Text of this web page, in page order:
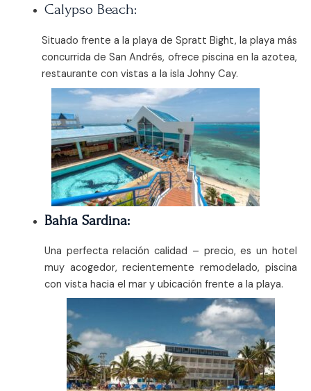
Calypso Beach:
Situado frente a la playa de Spratt Bight, la playa más
concurrida de San Andrés, ofrece piscina en la azotea,
restaurante con vistas a la isla Johny Cay.
Bahía Sardina:
Una perfecta relación calidad – precio, es un hotel
muy acogedor, recientemente remodelado, piscina
con vista hacia el mar y ubicación frente a la playa.